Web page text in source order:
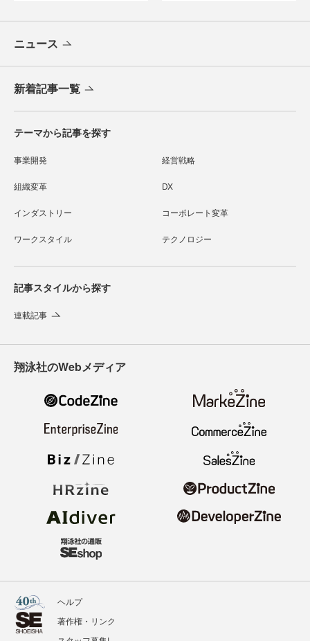
ニュース
新着記事一覧
テーマから記事を探す
事業開発 経営戦略
組織変革 DX
インダストリー コーポレート変革
ワークスタイル テクノロジー
記事スタイルから探す
連載記事
翔泳社のWebメディア
ヘルプ
著作権・リンク